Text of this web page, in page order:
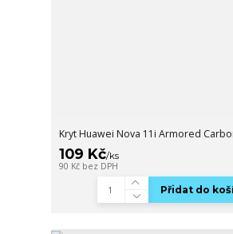
Kryt Huawei Nova 11i Armored
109 Kč/ks
90 Kč bez DPH
Přidat do